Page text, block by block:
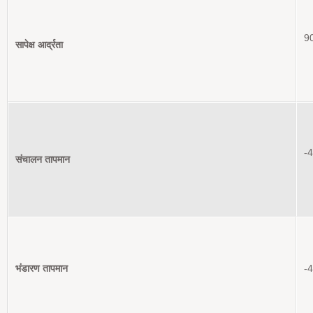
सापेक्ष आर्द्रता
संचालन तापमान
-
भंडारण तापमान -